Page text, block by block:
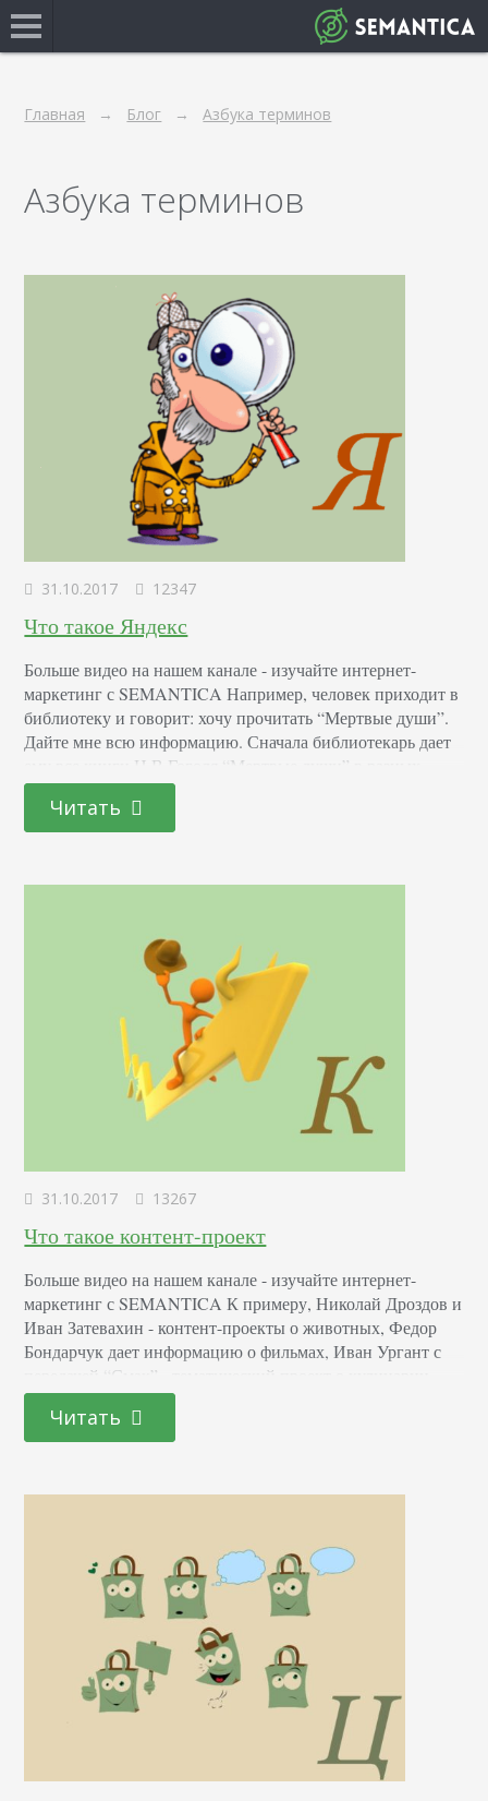
Главная Блог Азбука терминов
Азбука терминов
31.10.2017 12347
Что такое Яндекс
Больше видео на нашем канале - изучайте интернет-
маркетинг с SEMANTICA Например, человек приходит в
библиотеку и говорит: хочу прочитать “Мертвые души”.
Дайте мне всю информацию. Сначала библиотекарь дает
ему все книги Н.В.Гоголя “Мертвые души” в разных
редакциях. Если читателю этого недостаточно, то он
просматривает публикации, где находит выдержки из
“Мертвых душ” или краткое содержание. Если читатель
Читать
31.10.2017 13267
Что такое контент-проект
Больше видео на нашем канале - изучайте интернет-
маркетинг с SEMANTICA К примеру, Николай Дроздов и
Иван Затевахин - контент-проекты о животных, Федор
Бондарчук дает информацию о фильмах, Иван Ургант с
передачей “Смак” - тематический проект о кулинарии,
Валдис Пельш и Леонид Якубович - развлечения, а
Анатолий Вассерман - контент-проект общей
направленности. Виды контент-проектов в Интернете
Читать